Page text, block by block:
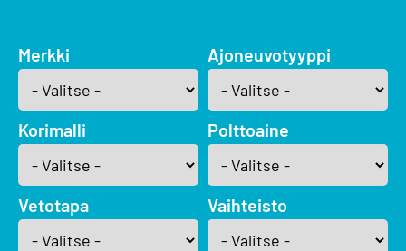
Merkki Ajoneuvotyyppi
Korimalli Polttoaine
Vetotapa Vaihteisto